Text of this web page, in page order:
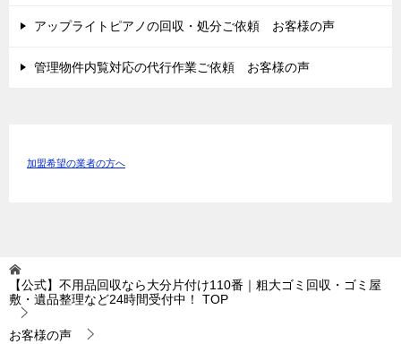
アップライトピアノの回収・処分ご依頼 お客様の声
管理物件内覧対応の代行作業ご依頼 お客様の声
加盟希望の業者の方へ
【公式】不用品回収なら大分片付け110番｜粗大ゴミ回収・ゴミ屋
敷・遺品整理など24時間受付中！
TOP
お客様の声